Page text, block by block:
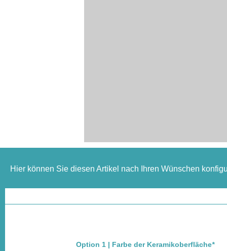
Hier können Sie diesen Artikel nach Ihren Wünschen
Option 1 | Farbe der Keramikoberfläche*